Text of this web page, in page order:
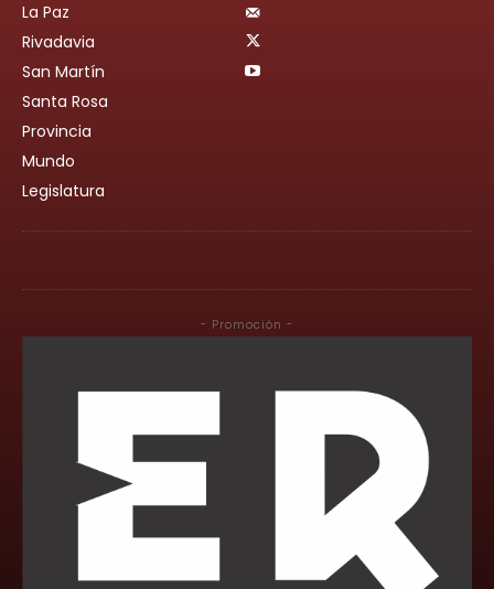
La Paz
Rivadavia
San Martín
Santa Rosa
Provincia
Mundo
Legislatura
- Promoción -